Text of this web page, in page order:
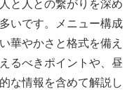
と人との繋がりを深め
いです。メニュー構成
華やかさと格式を備え
るべきポイントや、昼
な情報を含めて解説し